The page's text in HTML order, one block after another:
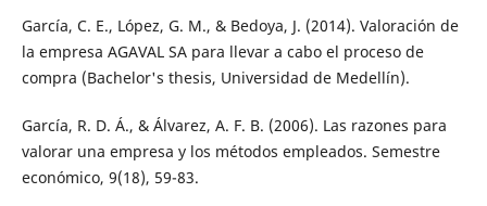
García, C. E., López, G. M., & Bedoya, J. (2014). Valoración de
la empresa AGAVAL SA para llevar a cabo el proceso de
compra (Bachelor's thesis, Universidad de Medellín).
García, R. D. Á., & Álvarez, A. F. B. (2006). Las razones para
valorar una empresa y los métodos empleados. Semestre
económico, 9(18), 59-83.